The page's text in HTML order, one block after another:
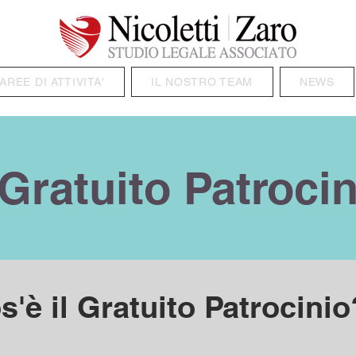
AREE DI ATTIVITA' IL NOSTRO TEAM NEWS
il Gratuito